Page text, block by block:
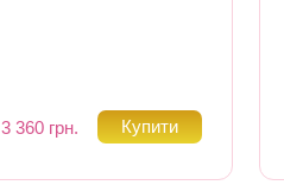
3 360 грн.